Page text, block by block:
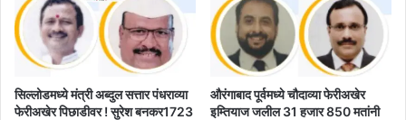
सिल्लोडमध्ये मंत्री अब्दुल सत्तार पंधराव्या
फेरीअखेर पिछाडीवर ! सुरेश बनकर1723
औरंगाबाद पूर्वमध्ये चौदाव्या फेरीअखेर
इम्तियाज जलील 31 हजार 850 मतांनी